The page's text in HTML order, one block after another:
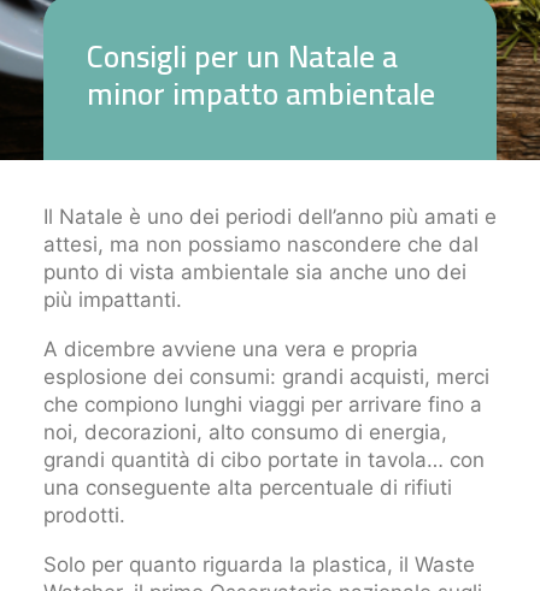
Consigliperun Natalea
minorimpattoambientale
Il Natale è uno dei periodi dell’anno più amati e
attesi, ma non possiamo nascondere che dal
punto di vista ambientale sia anche uno dei
più impattanti.
A dicembre avviene una vera e propria
esplosione dei consumi: grandi acquisti, merci
che compiono lunghi viaggi per arrivare fino a
noi, decorazioni, alto consumo di energia,
grandi quantità di cibo portate in tavola… con
una conseguente alta percentuale di rifiuti
prodotti.
Solo per quanto riguarda la plastica, il Waste